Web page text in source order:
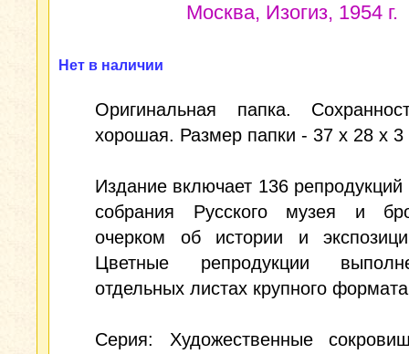
Москва, Изогиз, 1954 г.
Нет в наличии
Оригинальная папка.
хорошая. Размер папки - 37 х 28 х
Издание включает 136 репродукций
собрания Русского музея и
очерком об истории и
Цветные репродукции
отдельных листах крупного
Серия: Художественные